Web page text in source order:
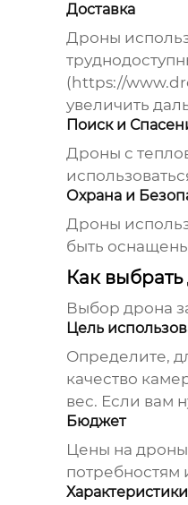
Доставка
Дроны
(https://
увеличить
Поиск и
Дроны с
Охрана и
Дроны
быть
Как
Выбор дрона
Цель
Определите,
качество
вес. Если вам
Бюджет
Цены на дроны
потребностям
Характеристики